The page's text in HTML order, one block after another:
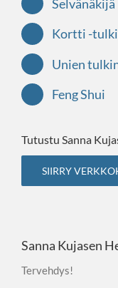
Selvänäkijä
Kortti -
Unien
Feng Shui
Tutustu Sanna
SIIRRY
Sanna Kujasen
Tervehdys!